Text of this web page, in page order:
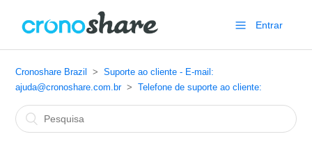
Entrar
Cronoshare Brazil
Suporte ao cliente - E-mail:
ajuda@cronoshare.com.br
Telefone de suporte ao cliente: